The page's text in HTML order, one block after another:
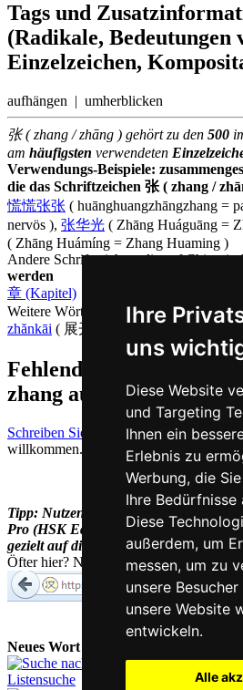
Ihre
uns
Diese Website
und Targeting
Ihnen ein
Erlebnis zu
Werbung, die
Ihre Bedürfnisse
Diese
außerdem, um
messen, um zu
unsere
unsere Website
entwickeln.
Alle
Tags und
(Radikale, Bedeutungen
Einzelzeichen,
aufhängen | umherblicken
张 ( zhang / zhāng ) gehört zu den 500
am häufigsten verwendeten
Verwendungs-Beispiele:
die das Schriftzeichen 张 ( zhang /
慌慌张张 ( huānghuangzhāngzhang =
nervös ), 张华光 ( Zhāng Huáguāng =
( Zhāng Huámíng = Zhang Huaming )
Andere Schriftzeichen, die auf
werden
章 (Kapitel)
Weitere Wörter, die ebenfalls
zhănkāi ( 展开 )
Fehlende oder falsche
zhang auf Deutsch
Schreiben Sie uns!
Ihr Feedback und
willkommen.
Tipp: Nutzen Sie unseren Chinesisch-
Pro (HSK Edition) zurHSK
gezielt auf diese Prüfung vor.
Öfter hier? Nutzen Sie unsere Kurz-
Neues Wort nachschlagen:
Listensuche